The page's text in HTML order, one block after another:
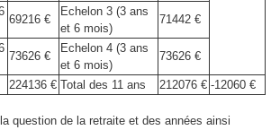
69216 €
Echelon 3 (3 ans
et 6 mois)
71442 €
73626 €
Echelon 4 (3 ans
et 6 mois)
73626 €
224136 € Total des 11 ans 212076 € -12060 €
question de la retraite et des années ainsi